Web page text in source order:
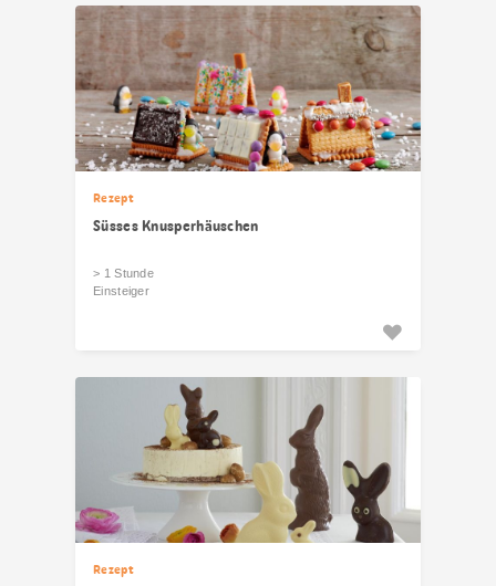
Rezept
Süsses Knusperhäuschen
> 1 Stunde
Einsteiger
Rezept